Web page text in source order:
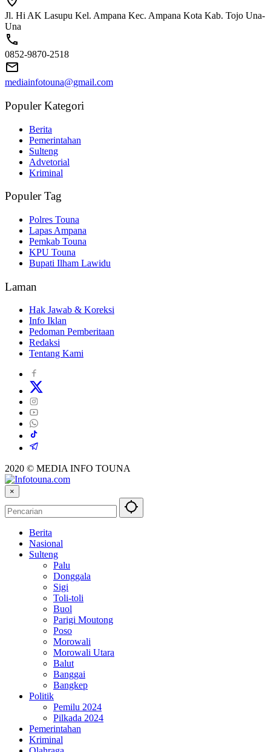
Jl. Hi AK Lasupu Kel. Ampana Kec. Ampana Kota Kab. Tojo Una-
Una
0852-9870-2518
mediainfotouna@gmail.com
Populer Kategori
Berita
Pemerintahan
Sulteng
Advetorial
Kriminal
Populer Tag
Polres Touna
Lapas Ampana
Pemkab Touna
KPU Touna
Bupati Ilham Lawidu
Laman
Hak Jawab & Koreksi
Info Iklan
Pedoman Pemberitaan
Redaksi
Tentang Kami
2020 © MEDIA INFO TOUNA
×
Berita
Nasional
Sulteng
Palu
Donggala
Sigi
Toli-toli
Buol
Parigi Moutong
Poso
Morowali
Morowali Utara
Balut
Banggai
Bangkep
Politik
Pemilu 2024
Pilkada 2024
Pemerintahan
Kriminal